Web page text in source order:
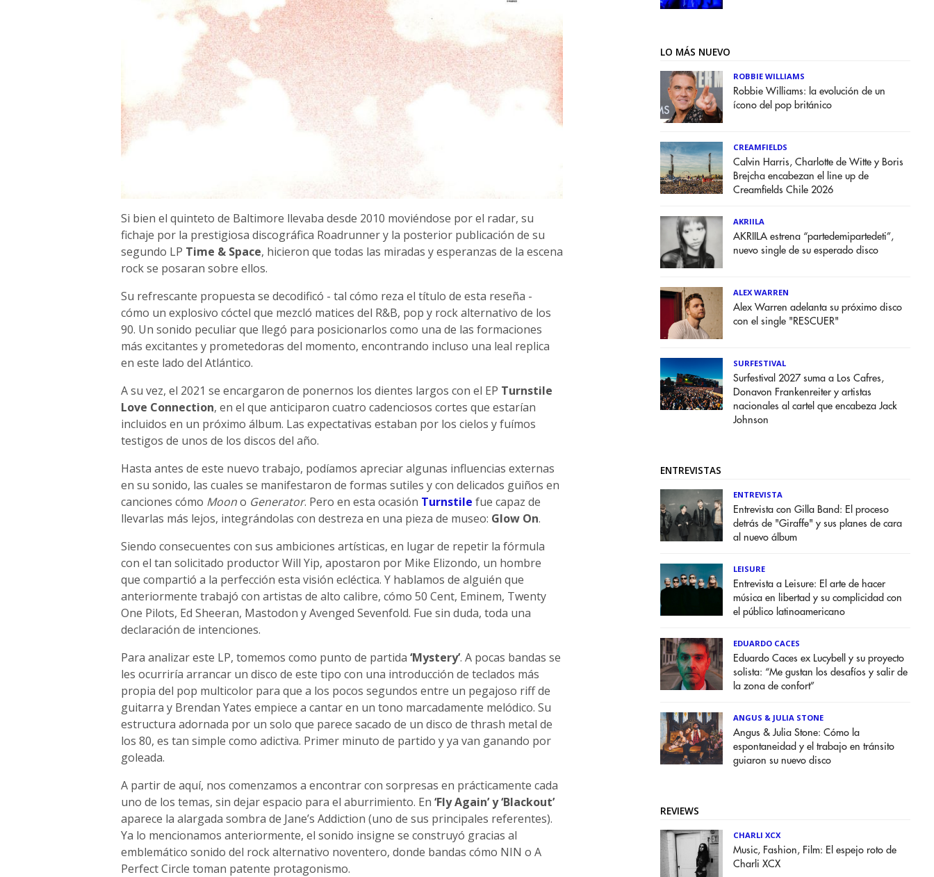
Si bien el quinteto de Baltimore llevaba desde 2010 moviéndose por el radar, su
fichaje por la prestigiosa discográfica Roadrunner y la posterior publicación de su
segundo LP Time & Space, hicieron que todas las miradas y esperanzas de la escena
rock se posaran sobre ellos.
Su refrescante propuesta se decodificó - tal cómo reza el título de esta reseña -
cómo un explosivo cóctel que mezcló matices del R&B, pop y rock alternativo de los
90. Un sonido peculiar que llegó para posicionarlos como una de las formaciones
más excitantes y prometedoras del momento, encontrando incluso una leal replica
en este lado del Atlántico.
A su vez, el 2021 se encargaron de ponernos los dientes largos con el EP Turnstile
Love Connection, en el que anticiparon cuatro cadenciosos cortes que estarían
incluidos en un próximo álbum. Las expectativas estaban por los cielos y fuímos
testigos de unos de los discos del año.
Hasta antes de este nuevo trabajo, podíamos apreciar algunas influencias externas
en su sonido, las cuales se manifestaron de formas sutiles y con delicados guiños en
canciones cómo Moono Generator. Pero en esta ocasión Turnstile fue capaz de
llevarlas más lejos, integrándolas con destreza en una pieza de museo: Glow On.
Siendo consecuentes con sus ambiciones artísticas, en lugar de repetir la fórmula
con el tan solicitado productor Will Yip, apostaron por Mike Elizondo, un hombre
que compartió a la perfección esta visión ecléctica. Y hablamos de alguién que
anteriormente trabajó con artistas de alto calibre, cómo 50 Cent, Eminem, Twenty
One Pilots, Ed Sheeran, Mastodon y Avenged Sevenfold. Fue sin duda, toda una
declaración de intenciones.
Para analizar este LP, tomemos como punto de partida ‘Mystery’. A pocas bandas se
les ocurriría arrancar un disco de este tipo con una introducción de teclados más
propia del pop multicolor para que a los pocos segundos entre un pegajoso riff de
guitarra y Brendan Yates empiece a cantar en un tono marcadamente melódico. Su
estructura adornada por un solo que parece sacado de un disco de thrash metal de
los 80, es tan simple como adictiva. Primer minuto de partido y ya van ganando por
goleada.
A partir de aquí, nos comenzamos a encontrar con sorpresas en prácticamente cada
uno de los temas, sin dejar espacio para el aburrimiento. En ‘Fly Again’ y ‘Blackout’
aparece la alargada sombra de Jane’s Addiction (uno de sus principales referentes).
Ya lo mencionamos anteriormente, el sonido insigne se construyó gracias al
emblemático sonido del rock alternativo noventero, donde bandas cómo NIN o A
Perfect Circle toman patente protagonismo.
LO MÁS NUEVO
ROBBIE WILLIAMS
Robbie Williams: la evolución de un
ícono del pop británico
CREAMFIELDS
Calvin Harris, Charlotte de Witte y Boris
Brejcha encabezan el line up de
Creamfields Chile 2026
AKRIILA
AKRIILA estrena “partedemipartedeti”,
nuevo single de su esperado disco
ALEX WARREN
Alex Warren adelanta su próximo disco
con el single "RESCUER"
SURFESTIVAL
Surfestival 2027 suma a Los Cafres,
Donavon Frankenreiter y artistas
nacionales al cartel que encabeza Jack
Johnson
ENTREVISTAS
ENTREVISTA
Entrevista con Gilla Band: El proceso
detrás de "Giraffe" y sus planes de cara
al nuevo álbum
LEISURE
Entrevista a Leisure: El arte de hacer
música en libertad y su complicidad con
el público latinoamericano
EDUARDO CACES
Eduardo Caces ex Lucybell y su proyecto
solista: “Me gustan los desafíos y salir de
la zona de confort”
ANGUS & JULIA STONE
Angus & Julia Stone: Cómo la
espontaneidad y el trabajo en tránsito
guiaron su nuevo disco
REVIEWS
CHARLI XCX
Music, Fashion, Film: El espejo roto de
Charli XCX